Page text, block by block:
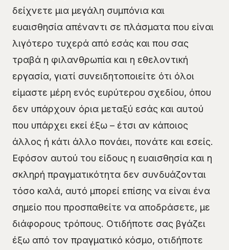
δείχνετε μια μεγάλη συμπόνια και
ευαισθησία απέναντι σε πλάσματα που είναι
λιγότερο τυχερά από εσάς και που σας
τραβά η φιλανθρωπία και η εθελοντική
εργασία, γιατί συνειδητοποιείτε ότι όλοι
είμαστε μέρη ενός ευρύτερου σχεδίου, όπου
δεν υπάρχουν όρια μεταξύ εσάς και αυτού
που υπάρχει εκεί έξω – έτσι αν κάποιος
άλλος ή κάτι άλλο πονάει, πονάτε και εσείς.
Εφόσον αυτού του είδους η ευαισθησία και η
σκληρή πραγματικότητα δεν συνδυάζονται
τόσο καλά, αυτό μπορεί επίσης να είναι ένα
σημείο που προσπαθείτε να αποδράσετε, με
διάφορους τρόπους. Οτιδήποτε σας βγάζει
έξω από τον πραγματικό κόσμο, οτιδήποτε